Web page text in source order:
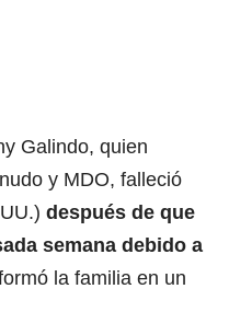
Galindo, quien
y MDO, falleció
después de que
semana debido a
la familia en un